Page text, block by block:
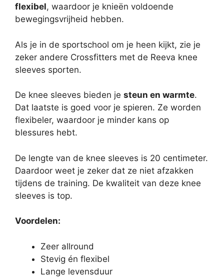
flexibel, waardoor je knieën voldoende
bewegingsvrijheid hebben.
Als je in de sportschool om je heen kijkt, zie je
zeker andere Crossfitters met de Reeva knee
sleeves sporten.
De knee sleeves bieden je steun en warmte.
Dat laatste is goed voor je spieren. Ze worden
flexibeler, waardoor je minder kans op
blessures hebt.
De lengte van de knee sleeves is 20 centimeter.
Daardoor weet je zeker dat ze niet afzakken
tijdens de training. De kwaliteit van deze knee
sleeves is top.
Voordelen:
Zeer allround
Stevig én flexibel
Lange levensduur